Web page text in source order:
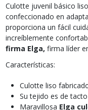
Culotte juvenil básico
confeccionado en
proporciona un fácil
increíblemente
firma Elga, firma líder
Características:
Culotte liso
Su tejido es de
Maravillosa Elga